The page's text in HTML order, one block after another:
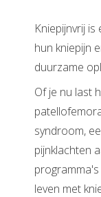
Kniepijnvrij
hun kniepijn
duurzame
Of je nu last
syndroom,
pijnklachten
leven met